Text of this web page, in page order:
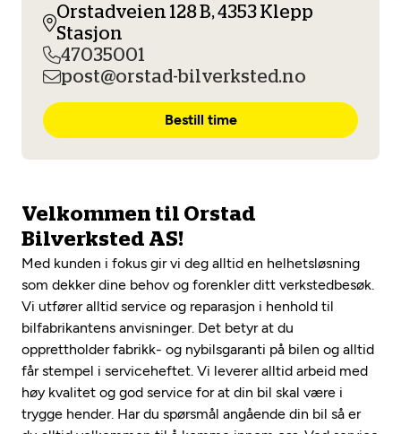
Diagnose/Feilsøking
Se alle (52) tjenester her
Mekonomen Bilkonto
Les mer
Mekonomen Fleet
Les mer
Fritt verkstedvalg
Lønnsomt valg
Nybilgaranti og fabrikkgaranti
Opprett en konto
Orstadveien 128 B, 4353 Klepp
Stasjon
47035001
post@orstad-bilverksted.no
Bestill time
Velkommen til Orstad
Bilverksted AS!
Med kunden i fokus gir vi deg alltid en helhetsløsning
som dekker dine behov og forenkler ditt verkstedbesøk.
Vi utfører alltid service og reparasjon i henhold til
bilfabrikantens anvisninger. Det betyr at du
opprettholder fabrikk- og nybilsgaranti på bilen og alltid
får stempel i serviceheftet. Vi leverer alltid arbeid med
høy kvalitet og god service for at din bil skal være i
trygge hender. Har du spørsmål angående din bil så er